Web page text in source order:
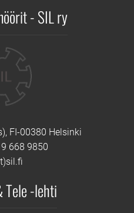
- SIL ry
FI-00380 Helsinki
668 9850
Tele -lehti